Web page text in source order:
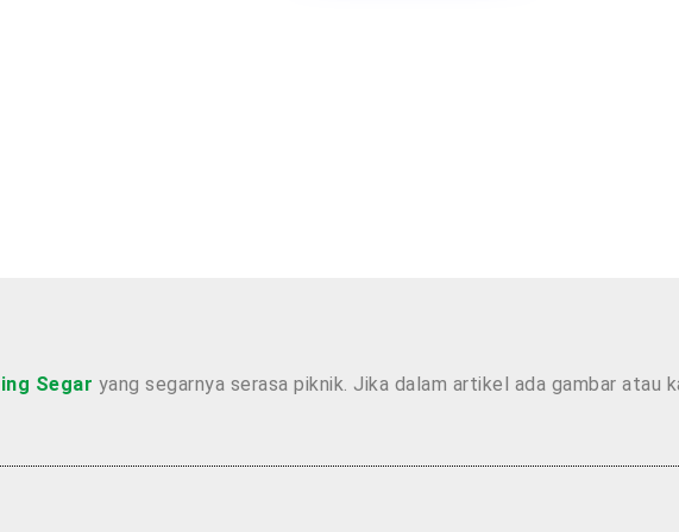
Segar yang segarnya serasa piknik. Jika dalam artikel ada gambar atau